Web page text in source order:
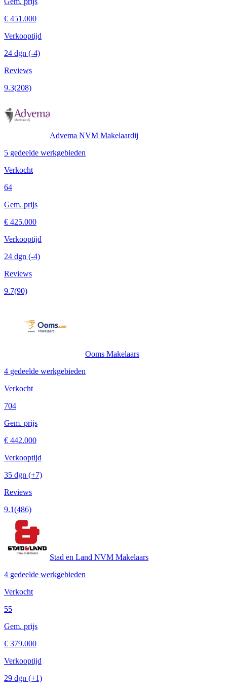
€ 451.000
Verkooptijd
24 dgn (-4)
Reviews
9.3(208)
Advema NVM Makelaardij
5 gedeelde werkgebieden
Verkocht
64
Gem. prijs
€ 425.000
Verkooptijd
24 dgn (-4)
Reviews
9.7(90)
Ooms Makelaars
4 gedeelde werkgebieden
Verkocht
704
Gem. prijs
€ 442.000
Verkooptijd
35 dgn (+7)
Reviews
9.1(486)
Stad en Land NVM Makelaars
4 gedeelde werkgebieden
Verkocht
55
Gem. prijs
€ 379.000
Verkooptijd
29 dgn (+1)